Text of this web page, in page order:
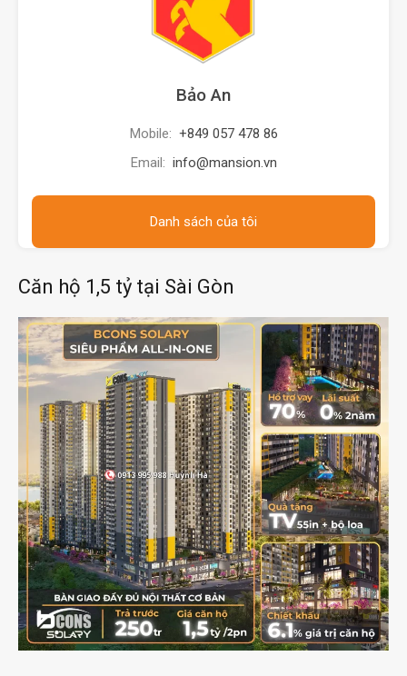
Bảo An
Mobile: +849 057 478 86
Email: info@mansion.vn
Danh sách của tôi
Căn hộ 1,5 tỷ tại Sài Gòn